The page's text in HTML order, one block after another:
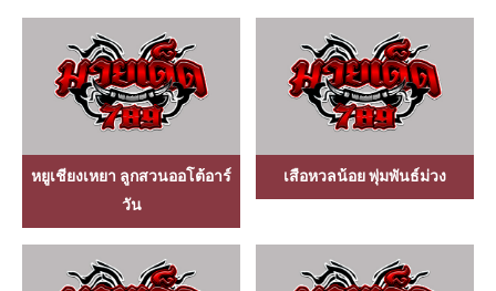
หยูเชียงเหยา ลูกสวนออโต้อาร์
วัน
เสือหวลน้อย พุ่มพันธ์ม่วง